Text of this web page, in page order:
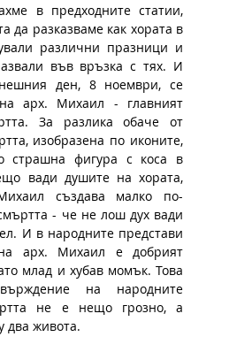
в предходните статии,
да разказваме как хората в
различни празници и
във връзка с тях. И
ден, 8 ноември, се
арх. Михаил - главният
За разлика обаче от
изобразена по иконите,
страшна фигура с коса в
вади душите на хората,
създава малко по-
- че не лош дух вади
И в народните представи
арх. Михаил е добрият
млад и хубав момък. Това
на народните
не е нещо грозно, а
два живота.